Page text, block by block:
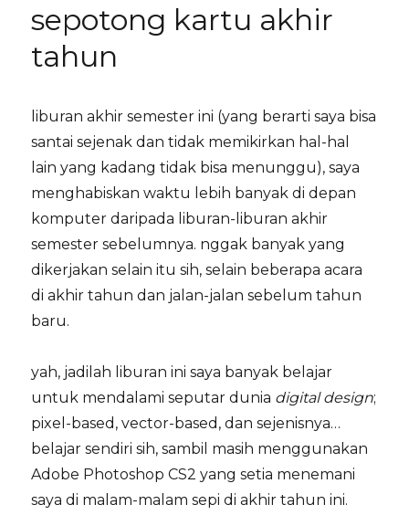
sepotong kartu akhir
tahun
liburan akhir semester ini (yang berarti saya bisa
santai sejenak dan tidak memikirkan hal-hal
lainyang kadang tidak bisa menunggu), saya
menghabiskan waktu lebih banyak di depan
komputer daripada liburan-liburan akhir
semester sebelumnya. nggak banyak yang
dikerjakan selain itu sih, selain beberapa acara
di akhir tahun dan jalan-jalan sebelum tahun
baru.
yah, jadilah liburan ini saya banyak belajar
untuk mendalami seputar dunia digital design;
pixel-based, vector-based, dan sejenisnya…
belajar sendiri sih, sambil masih menggunakan
Adobe Photoshop CS2 yang setia menemani
saya di malam-malam sepi di akhir tahun ini.